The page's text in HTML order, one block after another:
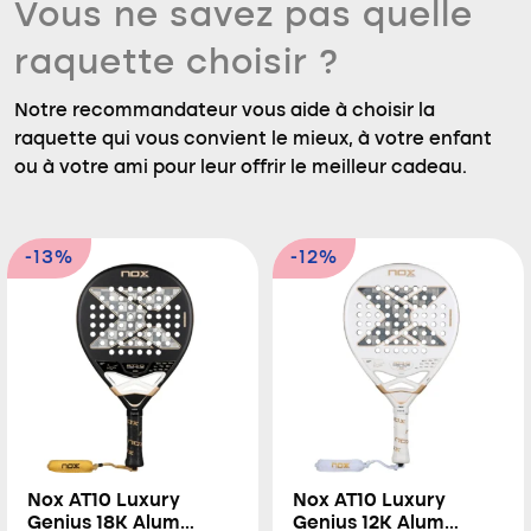
Vous ne savez pas quelle
raquette choisir ?
Notre recommandateur vous aide à choisir la
raquette qui vous convient le mieux, à votre enfant
ou à votre ami pour leur offrir le meilleur cadeau.
-13%
Nox AT10 Luxury
Genius 18K Alum
-12%
Nox AT10 Luxury
Genius 12K Alum